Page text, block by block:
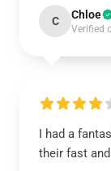
C Chloe
Verified
I had a
their fast